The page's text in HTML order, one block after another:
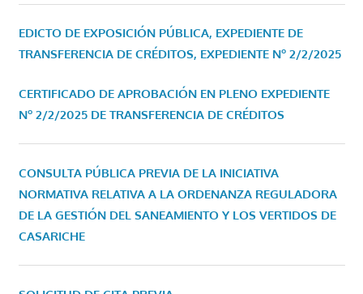
EDICTO DE EXPOSICIÓN PÚBLICA, EXPEDIENTE DE
TRANSFERENCIA DE CRÉDITOS, EXPEDIENTE Nº 2/2/2025
CERTIFICADO DE APROBACIÓN EN PLENO EXPEDIENTE
Nº 2/2/2025 DE TRANSFERENCIA DE CRÉDITOS
CONSULTA PÚBLICA PREVIA DE LA INICIATIVA
NORMATIVA RELATIVA A LA ORDENANZA REGULADORA
DE LA GESTIÓN DEL SANEAMIENTO Y LOS VERTIDOS DE
CASARICHE